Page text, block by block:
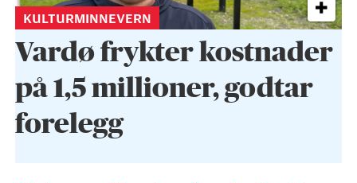
KULTURMINNEVERN
Vardø frykter kostnader
på 1,5 millioner, godtar
forelegg